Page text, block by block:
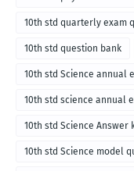
10th std quarterly exam
10th std question bank
10th std Science annual
10th std science annual
10th std Science Answer
10th std Science model